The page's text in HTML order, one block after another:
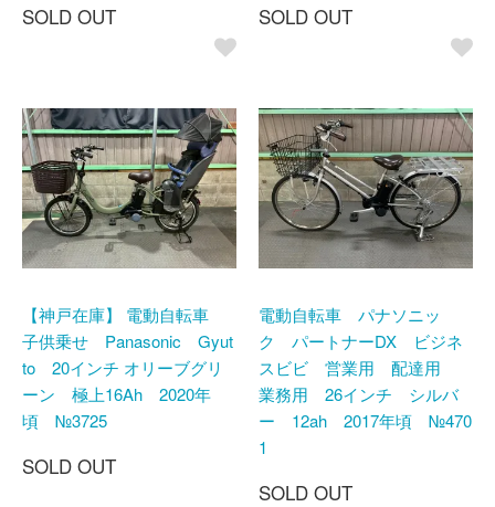
SOLD OUT SOLD OUT
【神戸在庫】 電動自転車
子供乗せ Panasonic Gyut
to 20インチ オリーブグリ
ーン 極上16Ah 2020年
頃 №3725
SOLD OUT
電動自転車 パナソニッ
ク パートナーDX ビジネ
スビビ 営業用 配達用
業務用 26インチ シルバ
ー 12ah 2017年頃 №470
1
SOLD OUT